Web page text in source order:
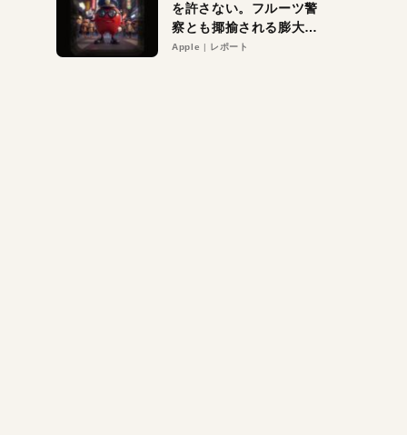
を許さない。フルーツ警
察とも揶揄される膨大な
異議申し立て。対象は非
Apple レポート